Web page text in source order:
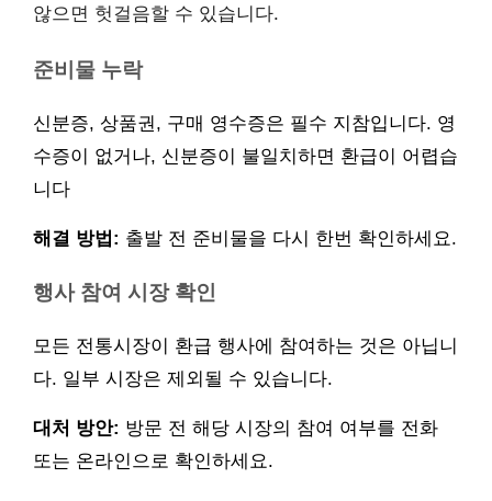
않으면 헛걸음할 수 있습니다.
준비물 누락
신분증, 상품권, 구매 영수증은 필수 지참입니다. 영
수증이 없거나, 신분증이 불일치하면 환급이 어렵습
니다
해결 방법: 출발 전 준비물을 다시 한번 확인하세요.
행사 참여 시장 확인
모든 전통시장이 환급 행사에 참여하는 것은 아닙니
다. 일부 시장은 제외될 수 있습니다.
대처 방안: 방문 전 해당 시장의 참여 여부를 전화
또는 온라인으로 확인하세요.